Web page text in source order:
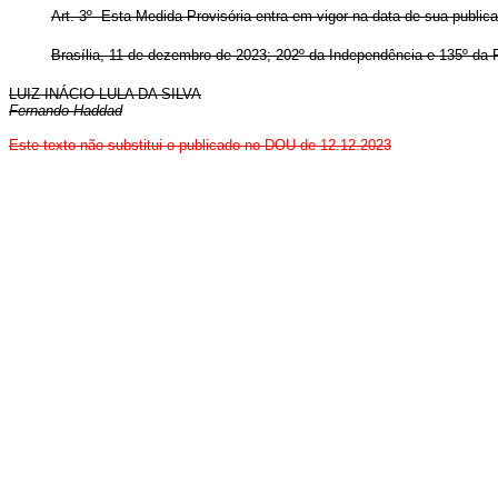
Art. 3º Esta Medida Provisória entra em vigor na data de sua
Brasília, 11 de dezembro de 2023; 202º da Independência e 135º da
LUIZ INÁCIO LULA DA SILVA
Fernando Haddad
Este texto não substitui o publicado no DOU de 12.12.2023